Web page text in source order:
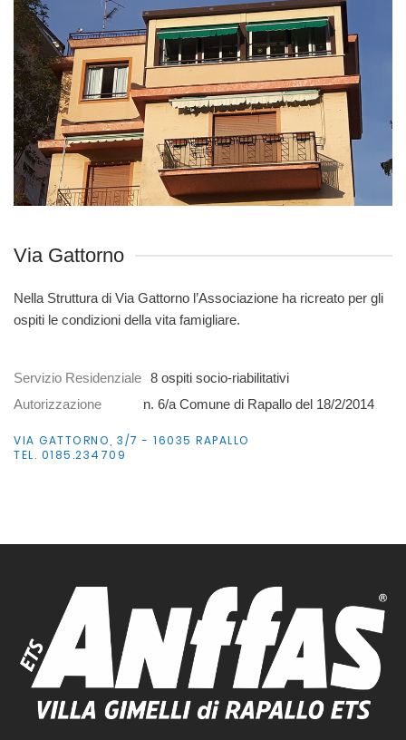
Via Gattorno
Nella Struttura di Via Gattorno l’Associazione ha ricreato per gli
ospiti le condizioni della vita famigliare.
Servizio Residenziale 8 ospiti socio-riabilitativi
Autorizzazione
n. 6/a Comune di Rapallo del 18/2/2014
VIA GATTORNO, 3/7 - 16035 RAPALLO
TEL. 0185.234709